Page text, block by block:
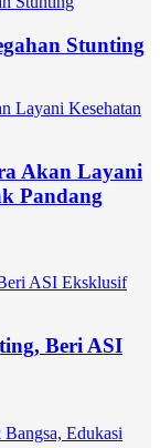
Stunting
Akan Layani
Pandang
Beri ASI